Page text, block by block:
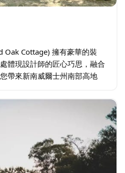
Oak Cottage) 擁有豪華的裝
體現設計師的匠心巧思，融合
帶來新南威爾士州南部高地